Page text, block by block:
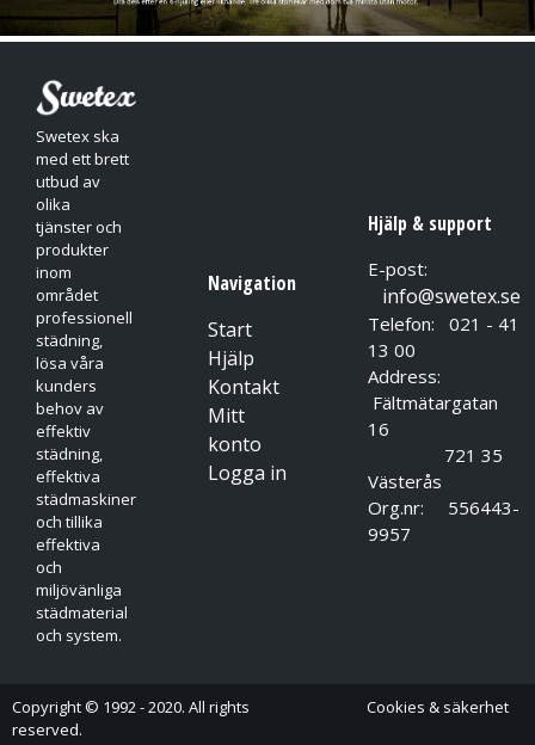
Swetex ska
med ett brett
utbud av
olika
tjänster och
produkter
inom
området
professionell
städning,
lösa våra
kunders
behov av
effektiv
städning,
effektiva
städmaskiner
och tillika
effektiva
och
miljövänliga
städmaterial
och system.
Navigation
Start
Hjälp
Kontakt
Mitt
konto
Logga in
Hjälp & support
E-post:
info@swetex.se
Telefon: 021 - 41
13 00
Address:
Fältmätargatan
16
721 35
Västerås
Org.nr: 556443-
9957
Copyright © 1992 - 2020. All rights
reserved.
Cookies & säkerhet